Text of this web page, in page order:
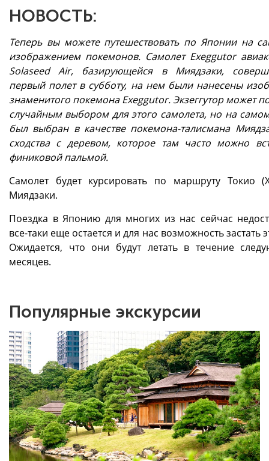
НОВОСТЬ:
Теперь вы можете путешествовать по Японии на
изображением покемонов. Самолет Exeggutor
Solaseed Air, базирующейся в Миядзаки,
первый полет в субботу, на нем были нанесены
знаменитого покемона Exeggutor. Экзеггутор может
случайным выбором для этого самолета, но на
был выбран в качестве покемона-талисмана
сходства с деревом, которое там часто можно
финиковой пальмой.
Самолет будет курсировать по маршруту Токио
Миядзаки.
Поездка в Японию для многих из нас сейчас
все-таки еще остается и для нас возможность застать
Ожидается, что они будут летать в течение
месяцев.
Популярные экскурсии